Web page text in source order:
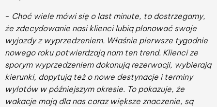
- Choć wiele mówi się o last minute, to dostrzegamy,
że zdecydowanie nasi klienci lubią planować swoje
wyjazdy z wyprzedzeniem. Właśnie pierwsze tygodnie
nowego roku potwierdzają nam ten trend. Klienci ze
sporym wyprzedzeniem dokonują rezerwacji, wybierają
kierunki, dopytują też o nowe destynacje i terminy
wylotów w późniejszym okresie. To pokazuje, że
wakacje mają dla nas coraz większe znaczenie, są